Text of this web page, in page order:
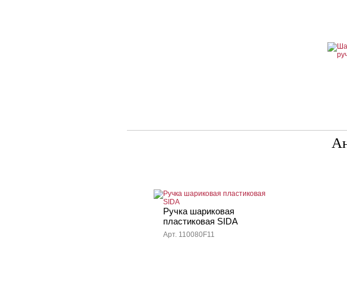
Ручка шариковая
пластиковая SIDA
Арт. 110080F11